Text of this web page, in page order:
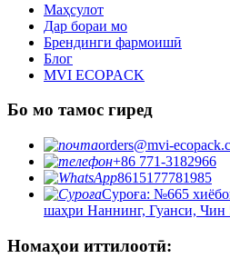
Маҳсулот
Дар бораи мо
Брендинги фармоишӣ
Блог
MVI ECOPACK
Бо мо тамос гиред
orders@mvi-
+86 771-3182966
8615177781985
Суроға: №665
шаҳри Наннинг, Гуанси, Чин
Номаҳои иттилоотӣ: